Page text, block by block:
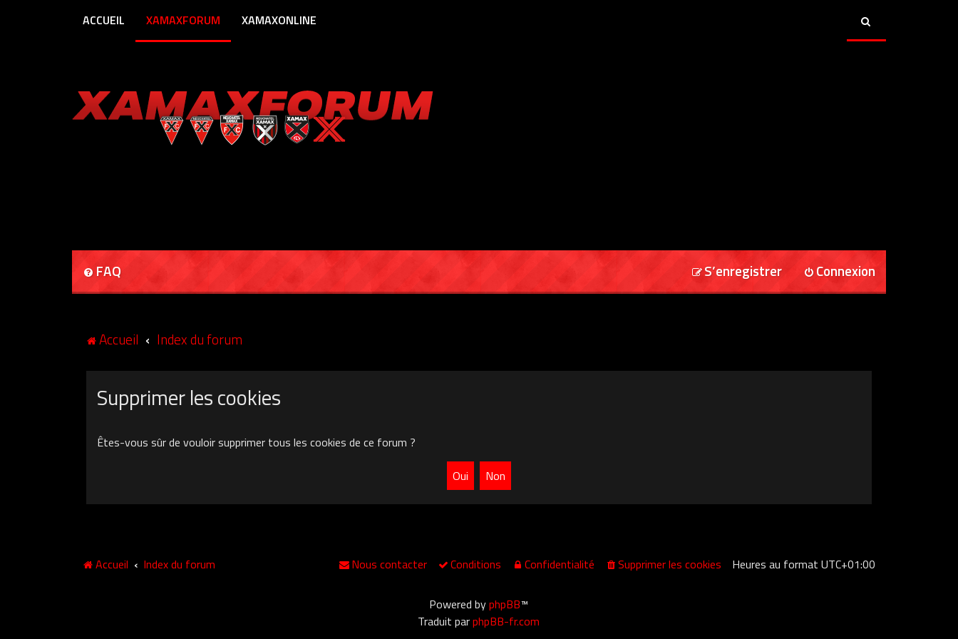
ACCUEIL XAMAXFORUM XAMAXONLINE
FAQ Connexion
S’enregistrer
Accueil Index du forum
Supprimer les cookies
Êtes-vous sûr de vouloir supprimer tous les cookies de ce forum ?
Accueil Index du forum Heures au formatUTC+01:00
Supprimer les cookies
Confidentialité
Conditions
Nous contacter
Powered byphpBB™
Traduit parphpBB-fr.com